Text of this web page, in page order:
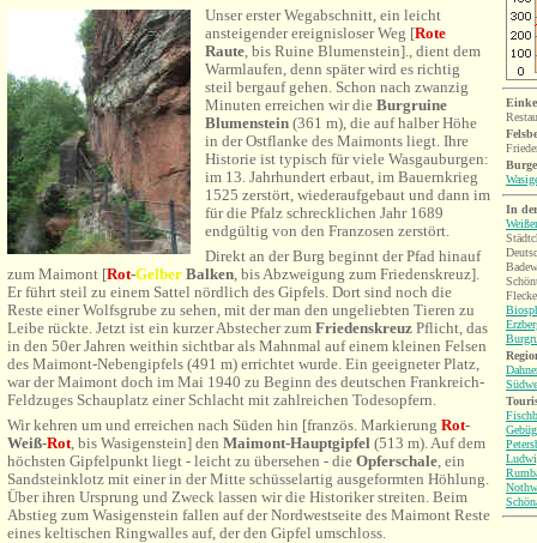
Unser erster Wegabschnitt, ein leicht
ansteigender ereignisloser Weg [Rote
Raute, bis Ruine Blumenstein]., dient dem
Warmlaufen, denn später wird es richtig
steil bergauf gehen. Schon nach zwanzig
Minuten erreichen wir die Burgruine
Blumenstein (361 m), die auf halber Höhe
in der Ostflanke des Maimonts liegt. Ihre
Historie ist typisch für viele Wasgauburgen:
im 13. Jahrhundert erbaut, im Bauernkrieg
1525 zerstört, wiederaufgebaut und dann im
für die Pfalz schrecklichen Jahr 1689
endgültig von den Franzosen zerstört.
Direkt an der Burg beginnt der Pfad hinauf
zum Maimont [Rot-Gelber Balken, bis Abzweigung zum Friedenskreuz].
Er führt steil zu einem Sattel nördlich des Gipfels. Dort sind noch die
Reste einer Wolfsgrube zu sehen, mit der man den ungeliebten Tieren zu
Leibe rückte. Jetzt ist ein kurzer Abstecher zum Friedenskreuz Pflicht, das
in den 50er Jahren weithin sichtbar als Mahnmal auf einem kleinen Felsen
des Maimont-Nebengipfels (491 m) errichtet wurde. Ein geeigneter Platz,
war der Maimont doch im Mai 1940 zu Beginn des deutschen Frankreich-
Feldzuges Schauplatz einer Schlacht mit zahlreichen Todesopfern.
Wir kehren um und erreichen nach Süden hin [französ. Markierung Rot-
Weiß-Rot, bis Wasigenstein] den Maimont-Hauptgipfel (513 m). Auf dem
höchsten Gipfelpunkt liegt - leicht zu übersehen - die Opferschale, ein
Sandsteinklotz mit einer in der Mitte schüsselartig ausgeformten Höhlung.
Über ihren Ursprung und Zweck lassen wir die Historiker streiten. Beim
Abstieg zum Wasigenstein fallen auf der Nordwestseite des Maimont Reste
eines keltischen Ringwalles auf, der den Gipfel umschloss.
In
Gebüg